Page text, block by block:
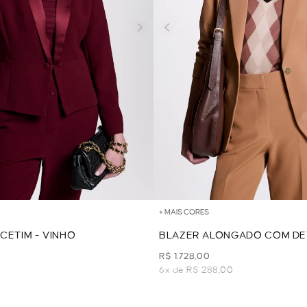
- VINHO
+ MAIS CORES
BLAZER ALONGADO COM
FIVELAS - CAMEL
R$ 1.728,00
6x de R$ 288,00